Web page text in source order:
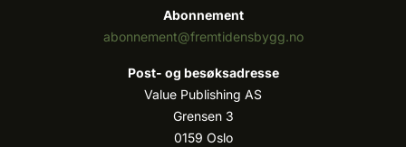
Abonnement
abonnement@fremtidensbygg.no
Post- og besøksadresse
Value Publishing AS
Grensen 3
0159 Oslo